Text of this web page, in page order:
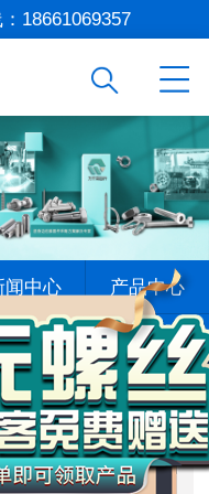
18661069357
闻中心 产品中心
留言 联系我们